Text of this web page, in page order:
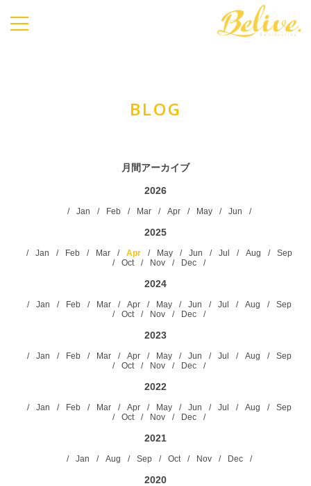
BLOG
月間アーカイブ
2026
Jan Feb Mar Apr May Jun
2025
Jan Feb Mar Apr May Jun Jul Aug
Sep
Oct
Nov Dec
2024
Jan Feb Mar Apr May Jun Jul Aug
Sep
Oct
Nov Dec
2023
Jan Feb Mar Apr May Jun Jul Aug
Sep
Oct
Nov Dec
2022
Jan Feb Mar Apr May Jun Jul Aug
Sep
Oct
Nov Dec
2021
Jan Aug Sep Oct Nov Dec
2020